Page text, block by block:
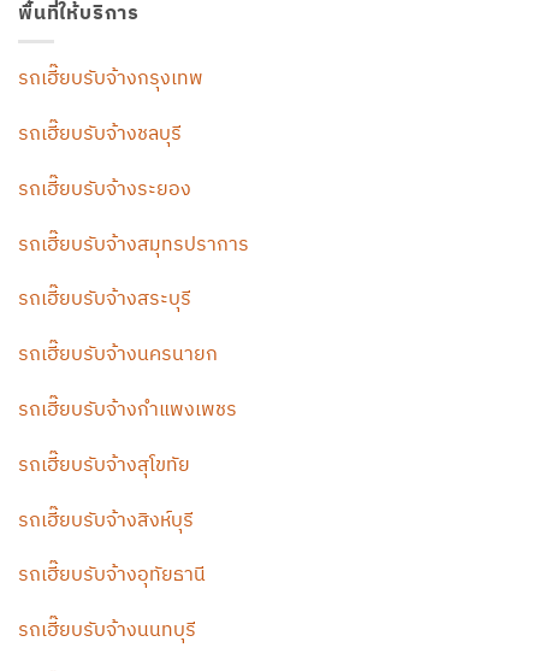
พื้นที่ให้บริการ
รถเฮี๊ยบรับจ้างกรุงเทพ
รถเฮี๊ยบรับจ้างชลบุรี
รถเฮี๊ยบรับจ้างระยอง
รถเฮี๊ยบรับจ้างสมุทรปราการ
รถเฮี๊ยบรับจ้างสระบุรี
รถเฮี๊ยบรับจ้างนครนายก
รถเฮี๊ยบรับจ้างกำแพงเพชร
รถเฮี๊ยบรับจ้างสุโขทัย
รถเฮี๊ยบรับจ้างสิงห์บุรี
รถเฮี๊ยบรับจ้างอุทัยธานี
รถเฮี๊ยบรับจ้างนนทบุรี